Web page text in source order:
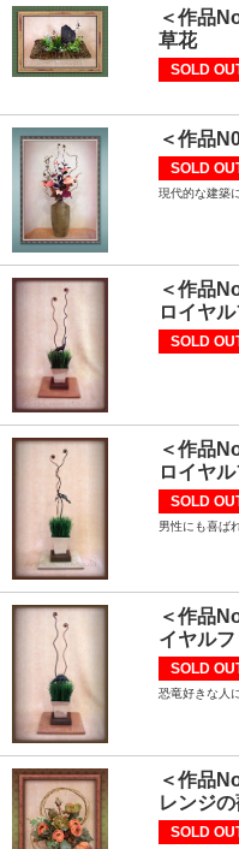
＜作品
草花
SOLD
＜作品
SOLD
現代的な建築
＜作品
ロイヤ
SOLD
＜作品
ロイヤ
SOLD
男性にも喜ば
＜作品
イヤル
SOLD
恐竜好きな人
＜作品
レンジ
SOLD